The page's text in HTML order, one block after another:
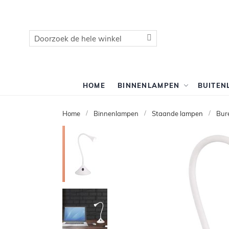
Zoek
HOME BINNENLAMPEN
Home Binnenlampen Staande lampen
de
afbeeldingen-
gallerij